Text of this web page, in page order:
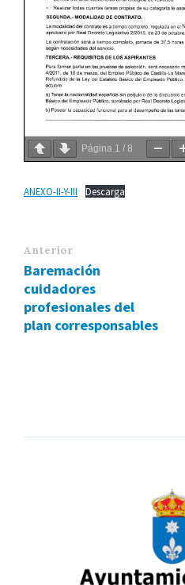
Página 1 / 8
ANEXO-II-Y-III Descarga
Anterior
Baremación
cuidadores
profesionales del
plan corresponsables